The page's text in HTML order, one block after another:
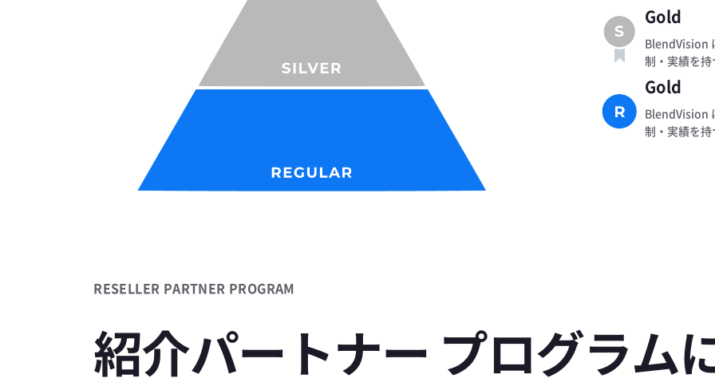
Gold
BlendVision
制・実績を
Gold
BlendVision
制・実績を
RESELLER PARTNER PROGRAM
紹介パートナー プログラム